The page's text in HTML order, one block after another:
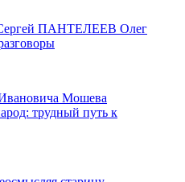
Сергей ПАНТЕЛЕЕВ Олег
Мошева
трудный путь к